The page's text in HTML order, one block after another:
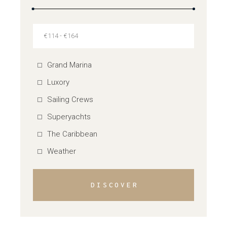
Grand Marina
Luxory
Sailing Crews
Superyachts
The Caribbean
Weather
DISCOVER